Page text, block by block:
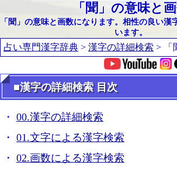
「聞」の意味と
「聞」の意味と画数になります。相性の良い漢
います。
占い専門漢字辞典 > 漢字の詳細検索 > 「
■漢字の詳細検索 目次
00.漢字の詳細検索
01.文字による漢字検索
02.画数による漢字検索